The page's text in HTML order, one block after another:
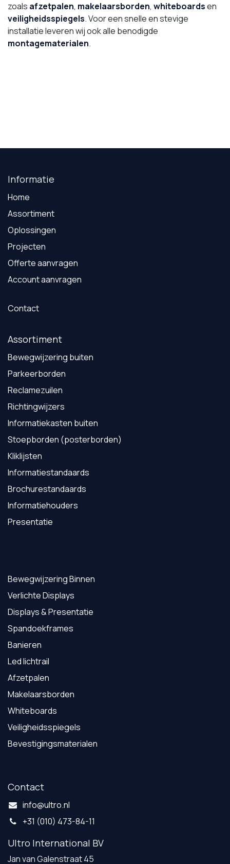
zoals afzetpalen, makelaarsborden, whiteboardsen
veiligheidsspiegels. Voor een snelle en stevige
installatie leveren wij ook alle benodigde
montagematerialen.
Informatie
Home
Assortiment
Oplossingen
Projecten
Offerte aanvragen
Account aanvragen
Contact
Assortiment
Bewegwijzering buiten
Parkeerborden
Reclamezuilen
Richtingwijzers
Informatiekasten buiten
Stoepborden (posterborden)
Kliklijsten
Informatiestandaards
Brochurestandaards
Informatiehouders
Presentatie
Bewegwijzering Binnen
Verlichte Displays
Displays & Presentatie
Spandoekframes
Banieren
Led lichtrail
Afzetpalen
Makelaarsborden
Whiteboards
Veiligheidsspiegels
Bevestigingsmaterialen
Contact
info@ultro.nl
+31 (010) 473-84-11
Ultro International BV
Jan van Galenstraat 45